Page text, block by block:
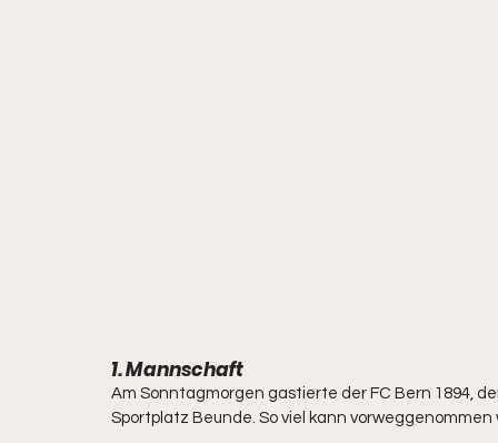
1. Mannschaft
Am Sonntagmorgen gastierte der FC Bern 1894,
Sportplatz Beunde. So viel kann